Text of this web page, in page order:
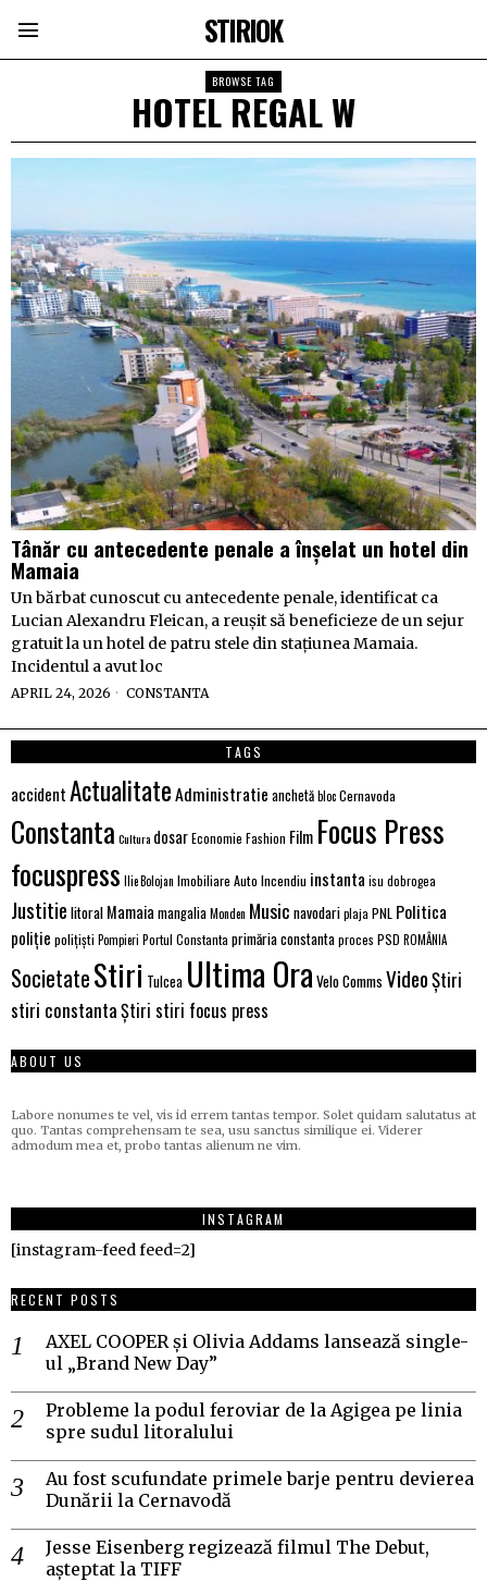
STIRIOK
BROWSE TAG
HOTEL REGAL W
Tânăr cu antecedente penale a înșelat un hotel din
Mamaia
Un bărbat cunoscut cu antecedente penale, identificat ca
Lucian Alexandru Fleican, a reușit să beneficieze de un sejur
gratuit la un hotel de patru stele din stațiunea Mamaia.
Incidentul a avut loc
APRIL 24, 2026 CONSTANTA
TAGS
accidentActualitateAdministratie anchetăblocCernavoda
Constanta Cultura dosarEconomie Fashion Film Focus Press
focuspress Ilie Bolojan Imobiliare Auto Incendiu instanta isu dobrogea
Justitie litoral Mamaia mangaliaMonden Music navodariplaja PNL Politica
poliție polițiști Pompieri Portul Constanta primăria constantaproces PSD ROMÂNIA
SocietateStiri Tulcea Ultima Ora Velo Comms VideoȘtiri
stiri constantaȘtiri stiri focus press
ABOUT US
Labore nonumes te vel, vis id errem tantas tempor. Solet quidam salutatus at
quo. Tantas comprehensam te sea, usu sanctus similique ei. Viderer
admodum mea et, probo tantas alienum ne vim.
INSTAGRAM
[instagram-feed feed=2]
RECENT POSTS
AXEL COOPER și Olivia Addams lansează single-
ul „Brand New Day”
Probleme la podul feroviar de la Agigea pe linia
spre sudul litoralului
Au fost scufundate primele barje pentru devierea
Dunării la Cernavodă
Jesse Eisenberg regizează filmul The Debut,
așteptat la TIFF